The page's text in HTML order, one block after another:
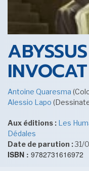
LES
LE
INVOCAT
Antoine Quaresma
Alessio Lapo
Aux éditions : Les
Dédales
Date de parution :31/
ISBN : 9782731616972